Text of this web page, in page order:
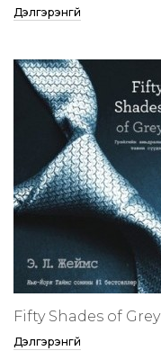
Дэлгэрэнгүй
Fifty Shades of Grey
Дэлгэрэнгүй